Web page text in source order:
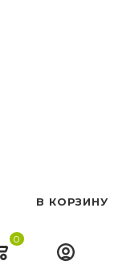
В КОРЗИНУ
0